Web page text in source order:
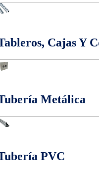
Cajas Y
Metálica
PVC